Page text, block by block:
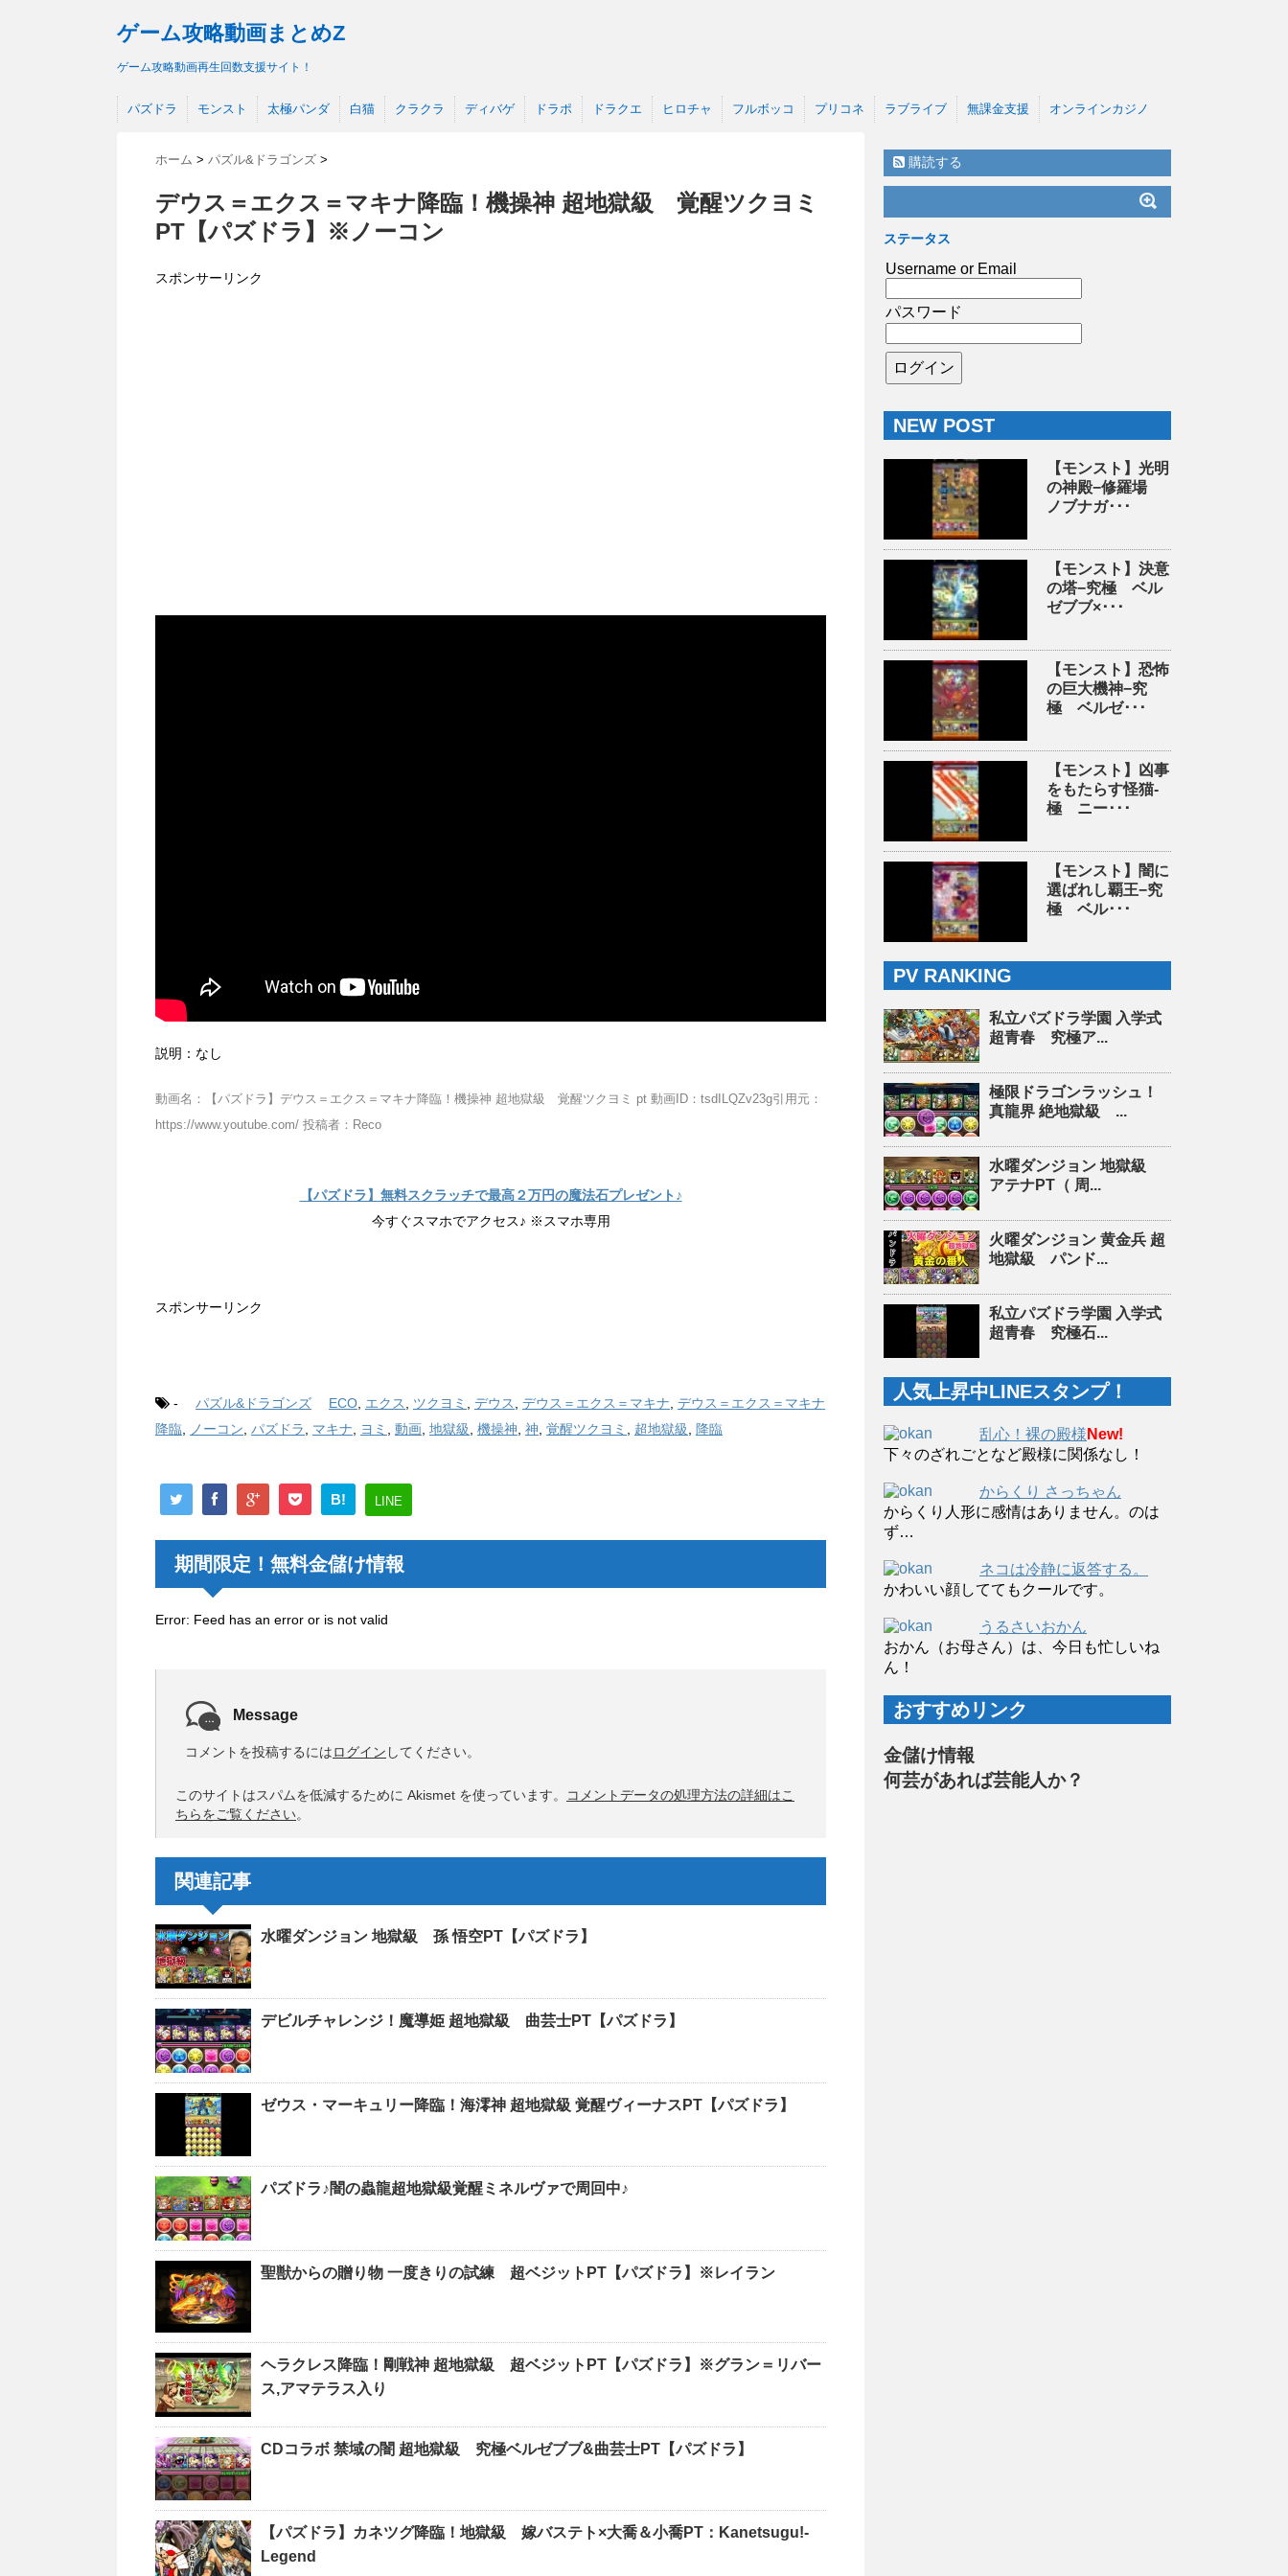
ゲーム攻略動画まとめZ
ゲーム攻略動画再生回数支援サイト！
パズドラ モンスト 太極パンダ 白猫 クラクラ ディバゲ ドラポ ドラクエ ヒロチャ フルボッコ プリコネ ラブライブ 無課金支援 オンラインカジノ
ホーム > パズル&ドラゴンズ >
デウス＝エクス＝マキナ降臨！機操神 超地獄級 覚醒ツクヨミ
PT【パズドラ】※ノーコン
スポンサーリンク
説明：なし
動画名：【パズドラ】デウス＝エクス＝マキナ降臨！機操神 超地獄級 覚醒ツクヨミ pt 動画ID：tsdILQZv23g引用元：
https://www.youtube.com/ 投稿者：Reco
【パズドラ】無料スクラッチで最高２万円の魔法石プレゼント♪
今すぐスマホでアクセス♪ ※スマホ専用
スポンサーリンク
- パズル&ドラゴンズ ECO エクス ツクヨミ デウス デウス＝エクス＝マキナ デウス＝エクス＝マキナ
降臨
ノーコン パズドラ マキナ ヨミ 動画 地獄級 機操神 神 覚醒ツクヨミ 超地獄級 降臨
B! LINE
期間限定！無料金儲け情報
Error: Feed has an error or is not valid
Message
コメントを投稿するにはログイン してください。
このサイトはスパムを低減するために Akismet を使っています。
コメントデータの処理方法の詳細はこ
ちらをご覧ください。
関連記事
水曜ダンジョン 地獄級 孫 悟空PT【パズドラ】
デビルチャレンジ！魔導姫 超地獄級 曲芸士PT【パズドラ】
ゼウス・マーキュリー降臨！海澪神 超地獄級 覚醒ヴィーナスPT【パズドラ】
パズドラ♪闇の蟲龍超地獄級覚醒ミネルヴァで周回中♪
聖獣からの贈り物 一度きりの試練 超ベジットPT【パズドラ】※レイラン
ヘラクレス降臨！剛戦神 超地獄級 超ベジットPT【パズドラ】※グラン＝リバー
ス,アマテラス入り
CDコラボ 禁域の闇 超地獄級 究極ベルゼブブ&曲芸士PT【パズドラ】
【パズドラ】カネツグ降臨！地獄級 嫁バステト×大喬＆小喬PT：Kanetsugu!-
Legend
購読する
ステータス
Username or Email
パスワード
NEW POST
【モンスト】光明
の神殿−修羅場
ノブナガ･･･
【モンスト】決意
の塔−究極 ベル
ゼブブ×･･･
【モンスト】恐怖
の巨大機神−究
極 ベルゼ･･･
【モンスト】凶事
をもたらす怪猫-
極 ニー･･･
【モンスト】闇に
選ばれし覇王−究
極 ベル･･･
PV RANKING
私立パズドラ学園 入学式
超青春 究極ア...
極限ドラゴンラッシュ！
真龍界 絶地獄級 ...
水曜ダンジョン 地獄級
アテナPT（ 周...
火曜ダンジョン 黄金兵 超
地獄級 パンド...
私立パズドラ学園 入学式
超青春 究極石...
人気上昇中LINEスタンプ！
乱心！裸の殿様 New!
下々のざれごとなど殿様に関係なし！
からくり さっちゃん
からくり人形に感情はありません。のは
ず…
ネコは冷静に返答する。
かわいい顔しててもクールです。
うるさいおかん
おかん（お母さん）は、今日も忙しいね
ん！
おすすめリンク
金儲け情報
何芸があれば芸能人か？